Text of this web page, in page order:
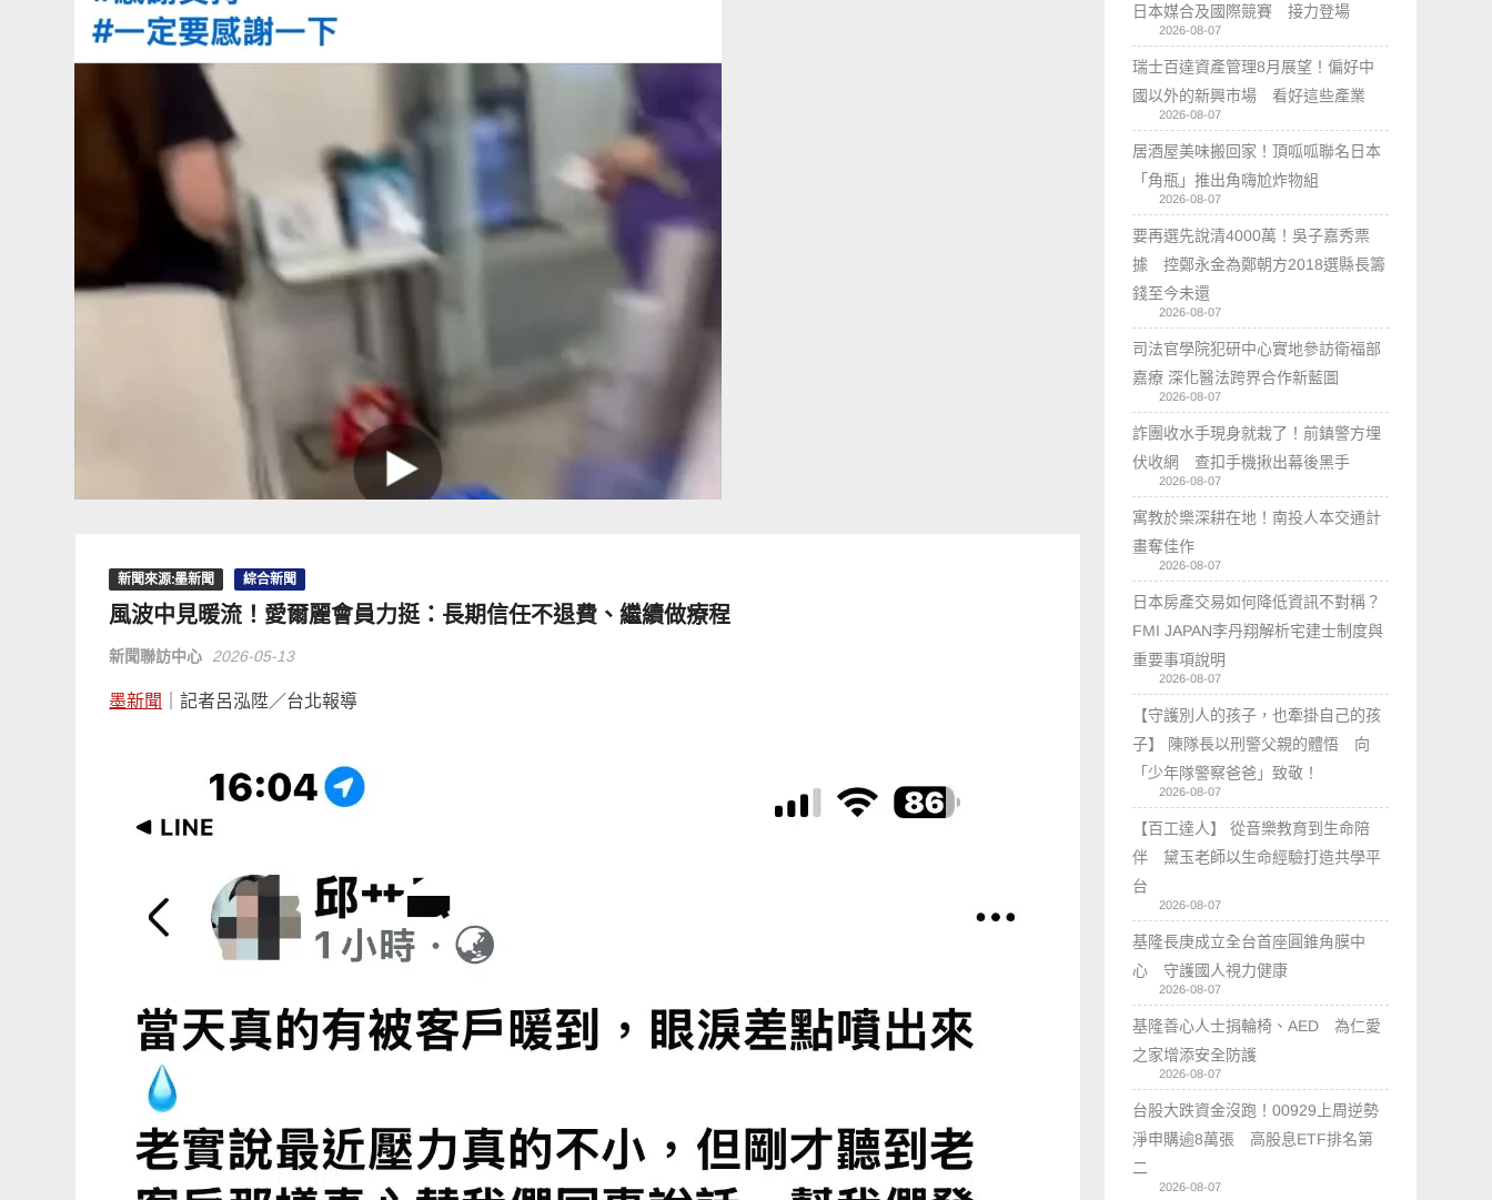
新聞來源:墨新聞 綜合新聞
風波中見暖流！愛爾麗會員力挺：長期信任不退費、繼續做療程
新聞聯訪中心 2026-05-13
墨新聞 ｜記者呂泓陞／台北報導
日本媒合及國際競賽 接力登場
2026-08-07
瑞士百達資產管理8月展望！偏好中
國以外的新興市場 看好這些產業
2026-08-07
居酒屋美味搬回家！頂呱呱聯名日本
「角瓶」推出角嗨尬炸物組
2026-08-07
要再選先說清4000萬！吳子嘉秀票
據 控鄭永金為鄭朝方2018選縣長籌
錢至今未還
2026-08-07
司法官學院犯研中心實地參訪衛福部
嘉療 深化醫法跨界合作新藍圖
2026-08-07
詐團收水手現身就栽了！前鎮警方埋
伏收網 查扣手機揪出幕後黑手
2026-08-07
寓教於樂深耕在地！南投人本交通計
畫奪佳作
2026-08-07
日本房產交易如何降低資訊不對稱？
FMI JAPAN李丹翔解析宅建士制度與
重要事項說明
2026-08-07
【守護別人的孩子，也牽掛自己的孩
子】 陳隊長以刑警父親的體悟 向
「少年隊警察爸爸」致敬！
2026-08-07
【百工達人】 從音樂教育到生命陪
伴 黛玉老師以生命經驗打造共學平
台
2026-08-07
基隆長庚成立全台首座圓錐角膜中
心 守護國人視力健康
2026-08-07
基隆善心人士捐輪椅、AED 為仁愛
之家增添安全防護
2026-08-07
台股大跌資金沒跑！00929上周逆勢
淨申購逾8萬張 高股息ETF排名第
二
2026-08-07